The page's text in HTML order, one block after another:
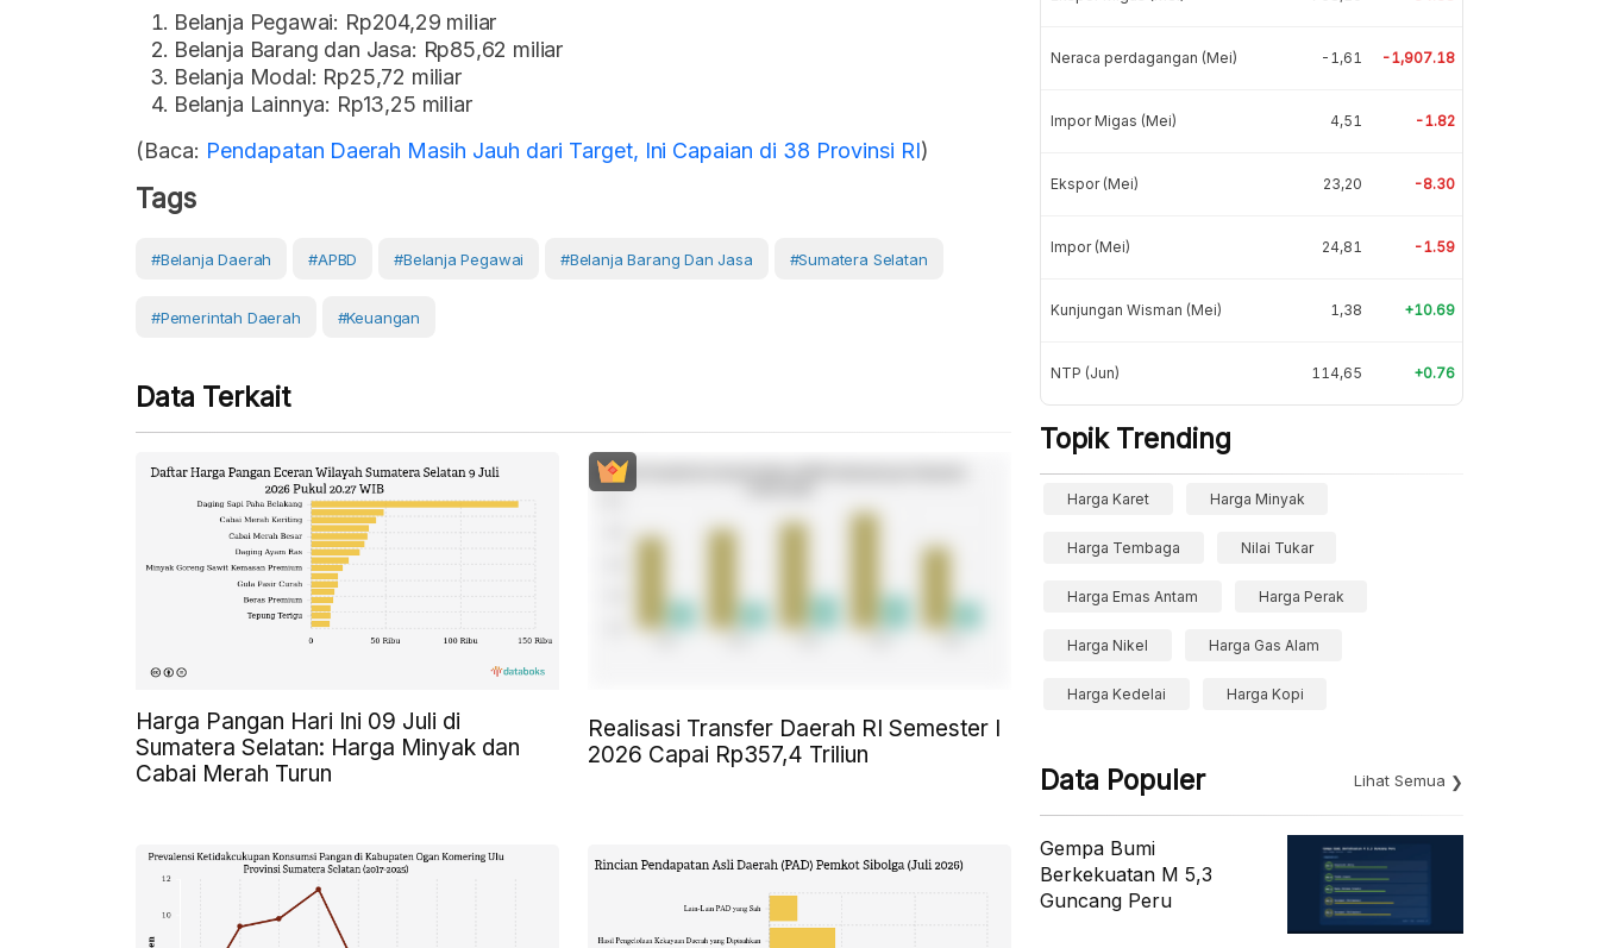
Belanja Pegawai: Rp204,29 miliar
Belanja Barang dan Jasa: Rp85,62 miliar
Belanja Modal: Rp25,72 miliar
Belanja Lainnya: Rp13,25 miliar
(Baca: Pendapatan Daerah Masih Jauh dari Target, Ini Capaian di 38 Provinsi RI)
Tags
#belanja Daerah #APBD #Belanja Pegawai #belanja Barang Dan Jasa #Sumatera Selatan
#Pemerintah Daerah #Keuangan
Data Terkait
Harga Pangan Hari Ini 09 Juli di
Sumatera Selatan: Harga Minyak dan
Cabai Merah Turun
Realisasi Transfer Daerah RI Semester I
2026 Capai Rp357,4 Triliun
Neraca perdagangan (Mei) -1,61 -1,907.18
Impor Migas (Mei) 4,51 -1.82
Ekspor (Mei) 23,20 -8.30
Impor (Mei) 24,81 -1.59
Kunjungan Wisman (Mei) 1,38 +10.69
NTP (Jun) 114,65 +0.76
Topik Trending
Harga Karet Harga Minyak
Harga Tembaga Nilai Tukar
Harga Emas Antam Harga Perak
Harga Nikel Harga Gas Alam
Harga Kedelai Harga Kopi
Data Populer Lihat Semua
Gempa Bumi
Berkekuatan M 5,3
Guncang Peru